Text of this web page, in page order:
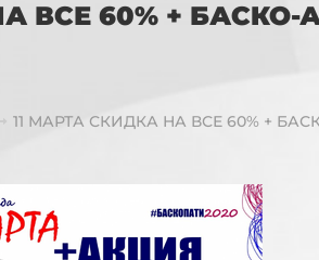
ВСЕ 60% +
11 МАРТА СКИДКА НА ВСЕ 60% +